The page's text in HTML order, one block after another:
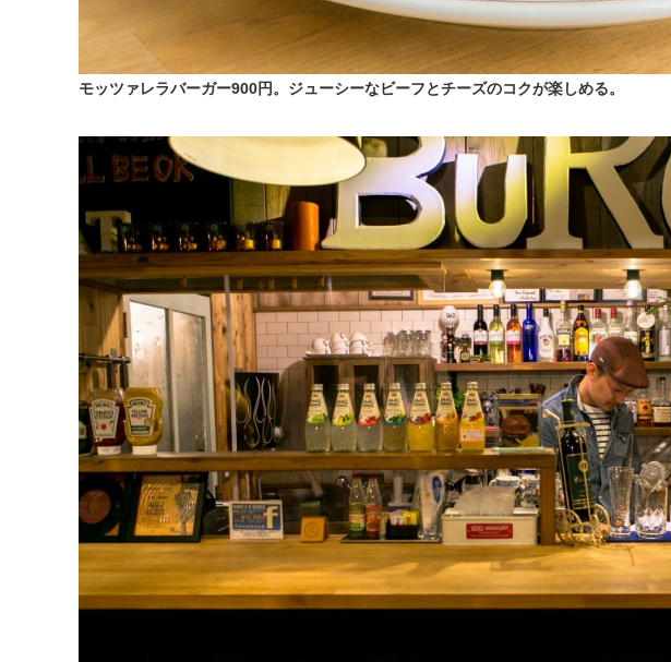
モッツァレラバーガー900円。ジューシーなビーフとチーズのコクが楽しめる。